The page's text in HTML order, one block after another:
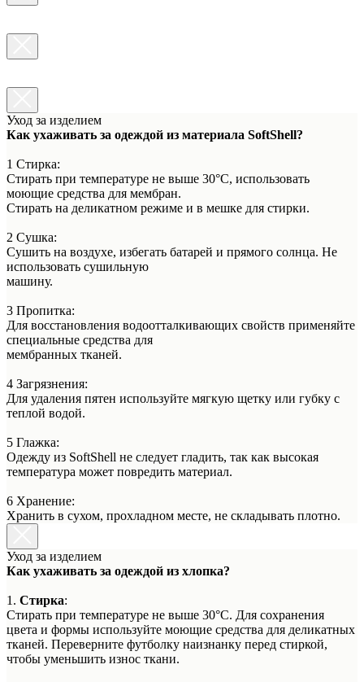
Уход за изделием
Как ухаживать за одеждой из материала SoftShell?
1 Стирка:
Стирать при температуре не выше 30°C, использовать
моющие средства для мембран.
Стирать на деликатном режиме и в мешке для стирки.
2 Сушка:
Сушить на воздухе, избегать батарей и прямого солнца. Не
использовать сушильную
машину.
3 Пропитка:
Для восстановления водоотталкивающих свойств применяйте
специальные средства для
мембранных тканей.
4 Загрязнения:
Для удаления пятен используйте мягкую щетку или губку с
теплой водой.
5 Глажка:
Одежду из SoftShell не следует гладить, так как высокая
температура может повредить материал.
6 Хранение:
Хранить в сухом, прохладном месте, не складывать плотно.
Уход за изделием
Как ухаживать за одеждой из хлопка?
1. Стирка:
Стирать при температуре не выше 30°C. Для сохранения
цвета и формы используйте моющие средства для деликатных
тканей. Переверните футболку наизнанку перед стиркой,
чтобы уменьшить износ ткани.